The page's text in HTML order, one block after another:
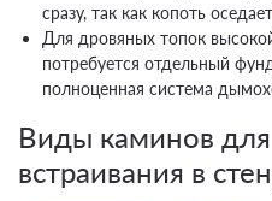
сразу, так как копоть
Для дровяных топок
потребуется отдельный
полноценная система
Виды каминов для
встраивания в